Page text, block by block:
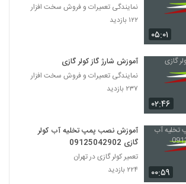
۰۵:۰۱
نمایندگی تعمیرات و فروش سخت افزار
۱۲۲ بازدید
۰۲:۴۶
آموزش شارژ گاز کولر گازی
نمایندگی تعمیرات و فروش سخت افزار
۲۳۷ بازدید
۰۰:۵۹
آموزش نصب پمپ تخلیه آب کولر
گازی 09125042902
تعمیر کولر گازی در تهران
۲۲۴ بازدید